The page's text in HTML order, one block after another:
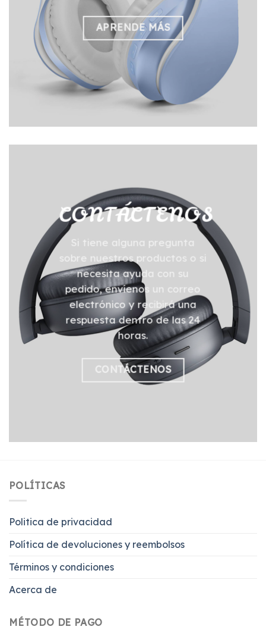
APRENDE MÁS
CONTÁCTENOS
Si tiene alguna pregunta
sobre nuestros productos o si
necesita ayuda con su
pedido, envíenos un correo
electrónico y recibirá una
respuesta dentro de las 24
horas.
CONTÁCTENOS
POLÍTICAS
Politica de privacidad
Política de devoluciones y reembolsos
Términos y condiciones
Acerca de
MÉTODO DE PAGO